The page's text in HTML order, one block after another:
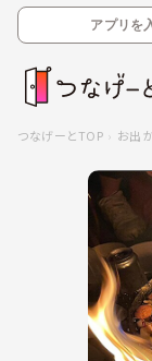
アプリを
つなげーとTOP お出